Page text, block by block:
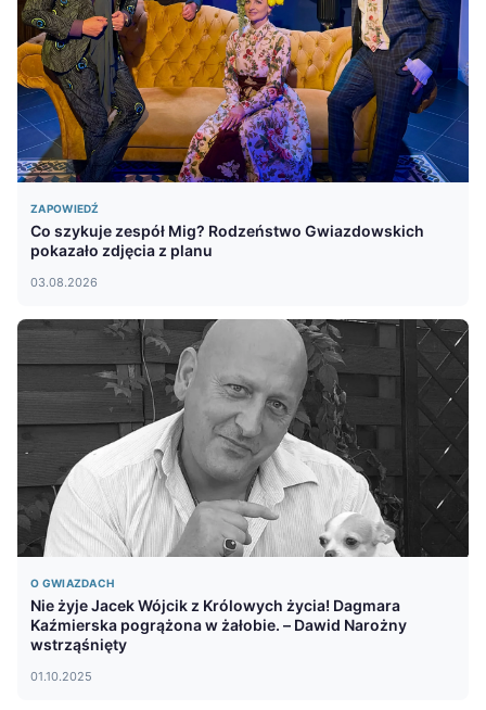
ZAPOWIEDŹ
Co szykuje zespół Mig? Rodzeństwo Gwiazdowskich
pokazało zdjęcia z planu
03.08.2026
O GWIAZDACH
Nie żyje Jacek Wójcik z Królowych życia! Dagmara
Kaźmierska pogrążona w żałobie. – Dawid Narożny
wstrząśnięty
01.10.2025